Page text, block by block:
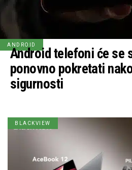
ANDROID
Android telefoni će se
ponovno pokretati
sigurnosti
BLACKVIEW